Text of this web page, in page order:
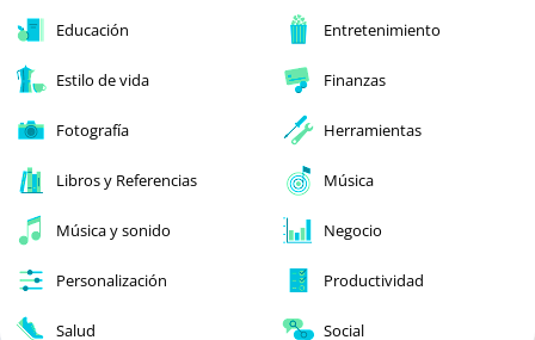
Educación Entretenimiento
Estilo de vida Finanzas
Fotografía Herramientas
Libros y Referencias Música
Música y sonido Negocio
Personalización Productividad
Salud Social